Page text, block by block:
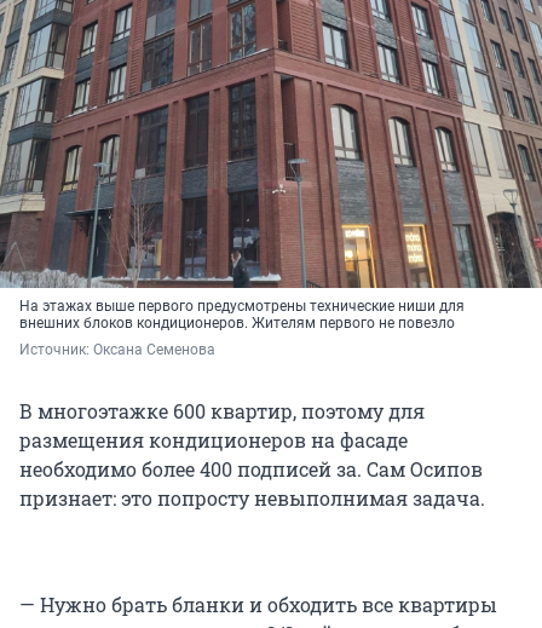
На этажах выше первого предусмотрены технические ниши для
внешних блоков кондиционеров. Жителям первого не повезло
Источник: Оксана Семенова
В многоэтажке 600 квартир, поэтому для
размещения кондиционеров на фасаде
необходимо более 400 подписей за. Сам Осипов
признает: это попросту невыполнимая задача.
— Нужно брать бланки и обходить все квартиры